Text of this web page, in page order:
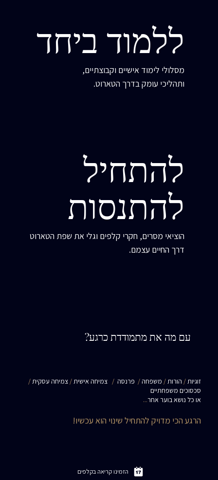
ללמוד ביחד
מסלולי לימוד אישיים וקבוצתיים,
ותהליכי עומק בדרך הטארוט.
להתחיל
להתנסות
הוציאי מסרים, חקרי קלפים וגלי את שפת הטארוט
דרך החיים עצמם.
עם מה את מתמודדת כרגע?
זוגיות/ הורות/ משפחה/ פרנסה / צמיחה אישית/ צמיחה עסקית/
סכסוכים משפחתיים
או כל נושא בוער אחר...
הרגע הכי מדויק להתחיל שינוי הוא עכשיו!
הזמינו קריאה בקלפים